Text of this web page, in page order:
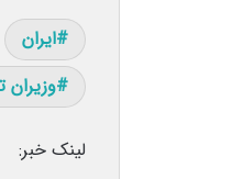
ایران
وزیران
لینک خبر: